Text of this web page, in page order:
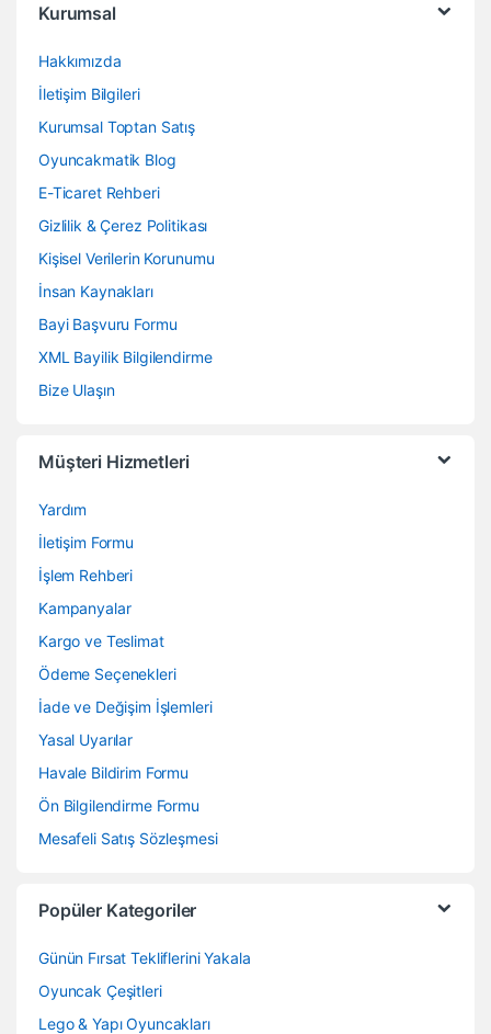
Kurumsal
Hakkımızda
İletişim Bilgileri
Kurumsal Toptan Satış
Oyuncakmatik Blog
E-Ticaret Rehberi
Gizlilik & Çerez Politikası
Kişisel Verilerin Korunumu
İnsan Kaynakları
Bayi Başvuru Formu
XML Bayilik Bilgilendirme
Bize Ulaşın
Müşteri Hizmetleri
Yardım
İletişim Formu
İşlem Rehberi
Kampanyalar
Kargo ve Teslimat
Ödeme Seçenekleri
İade ve Değişim İşlemleri
Yasal Uyarılar
Havale Bildirim Formu
Ön Bilgilendirme Formu
Mesafeli Satış Sözleşmesi
Popüler Kategoriler
Günün Fırsat Tekliflerini Yakala
Oyuncak Çeşitleri
Lego & Yapı Oyuncakları